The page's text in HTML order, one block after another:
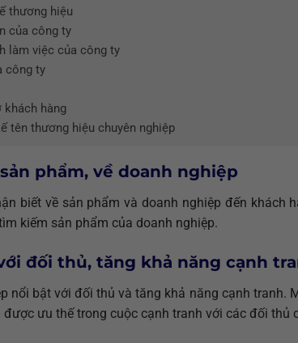
thương hiệu
của công ty
làm việc của công ty
công ty
khách hàng
tên thương hiệu chuyên nghiệp
phẩm, về doanh nghiệp
biết về sản phẩm và doanh nghiệp đến khách
kiếm sản phẩm của doanh nghiệp.
đối thủ, tăng khả năng cạnh
nổi bật với đối thủ và tăng khả năng cạnh tranh.
ưu thế trong cuộc cạnh tranh với các đối thủ